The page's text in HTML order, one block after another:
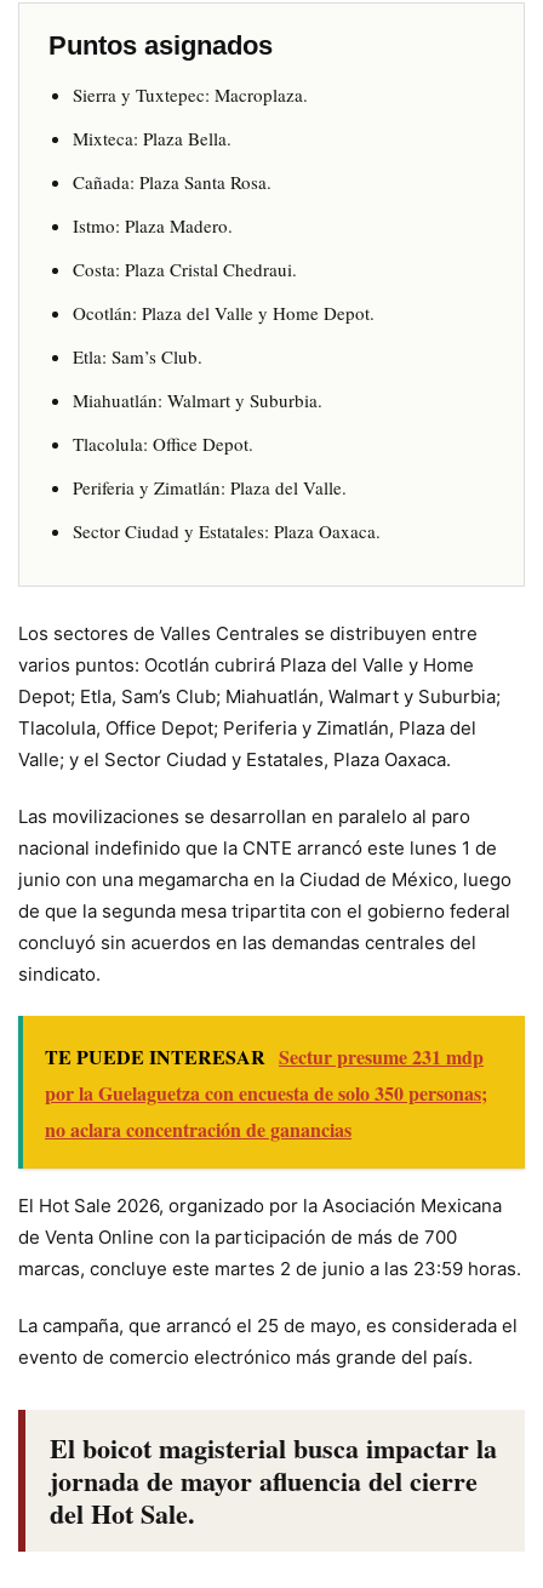
Puntos asignados
Sierra y Tuxtepec: Macroplaza.
Mixteca: Plaza Bella.
Cañada: Plaza Santa Rosa.
Istmo: Plaza Madero.
Costa: Plaza Cristal Chedraui.
Ocotlán: Plaza del Valle y Home Depot.
Etla: Sam’s Club.
Miahuatlán: Walmart y Suburbia.
Tlacolula: Office Depot.
Periferia y Zimatlán: Plaza del Valle.
Sector Ciudad y Estatales: Plaza Oaxaca.
Los sectores de Valles Centrales se distribuyen entre
varios puntos: Ocotlán cubrirá Plaza del Valle y Home
Depot; Etla, Sam’s Club; Miahuatlán, Walmart y Suburbia;
Tlacolula, Office Depot; Periferia y Zimatlán, Plaza del
Valle; y el Sector Ciudad y Estatales, Plaza Oaxaca.
Las movilizaciones se desarrollan en paralelo al paro
nacional indefinido que la CNTE arrancó este lunes 1 de
junio con una megamarcha en la Ciudad de México, luego
de que la segunda mesa tripartita con el gobierno federal
concluyó sin acuerdos en las demandas centrales del
sindicato.
TE PUEDE INTERESAR Sectur presume 231 mdp
por la Guelaguetza con encuesta de solo 350 personas;
no aclara concentración de ganancias
El Hot Sale 2026, organizado por la Asociación Mexicana
de Venta Online con la participación de más de 700
marcas, concluye este martes 2 de junio a las 23:59 horas.
La campaña, que arrancó el 25 de mayo, es considerada el
evento de comercio electrónico más grande del país.
El boicot magisterial busca impactar la
jornada de mayor afluencia del cierre
del Hot Sale.